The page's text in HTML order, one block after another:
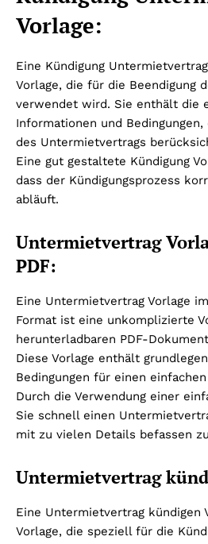
Vorlage:
Eine Kündigung
Vorlage, die für die Beendigung
verwendet wird. Sie enthält die
Informationen und
des Untermietvertrags
Eine gut gestaltete Kündigung
dass der Kündigungsprozess
abläuft.
Untermietvertrag
PDF:
Eine Untermietvertrag Vorlage
Format ist eine unkomplizierte
herunterladbaren PDF-
Diese Vorlage enthält
Bedingungen für einen
Durch die Verwendung einer
Sie schnell einen
mit zu vielen Details befassen
Untermietvertrag
Eine Untermietvertrag kündigen
Vorlage, die speziell für die